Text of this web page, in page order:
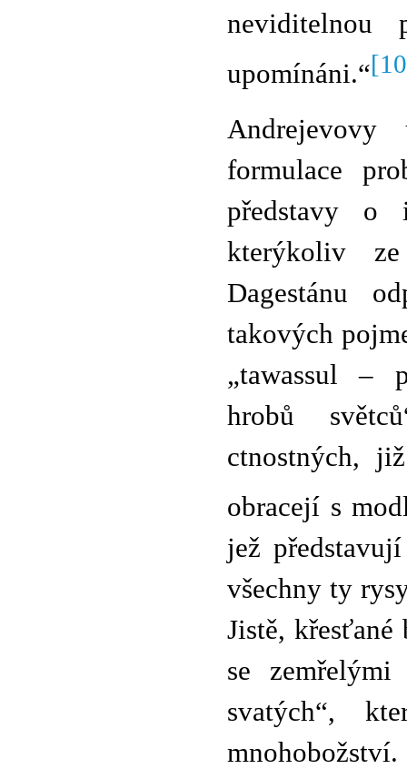
upomínáni.“
formulace
představy o
kterýkoliv
Dagestánu
takových
„tawassul –
hrobů
ctnostných,
obracejí s
jež
všechny ty
Jistě,
se
svatých“,